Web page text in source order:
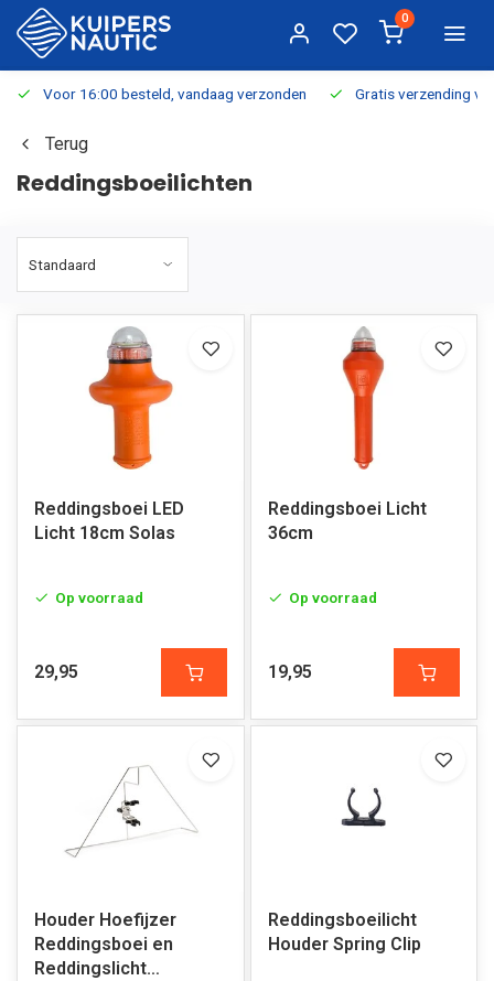
0
Voor 16:00 besteld, vandaag verzonden Gratis verzending
Terug
Reddingsboeilichten
Reddingsboei LED
Licht 18cm Solas
Op voorraad
29,95
Reddingsboei Licht
36cm
Op voorraad
19,95
Houder Hoefijzer
Reddingsboei en
Reddingslicht
Reddingsboeilicht
Houder Spring Clip